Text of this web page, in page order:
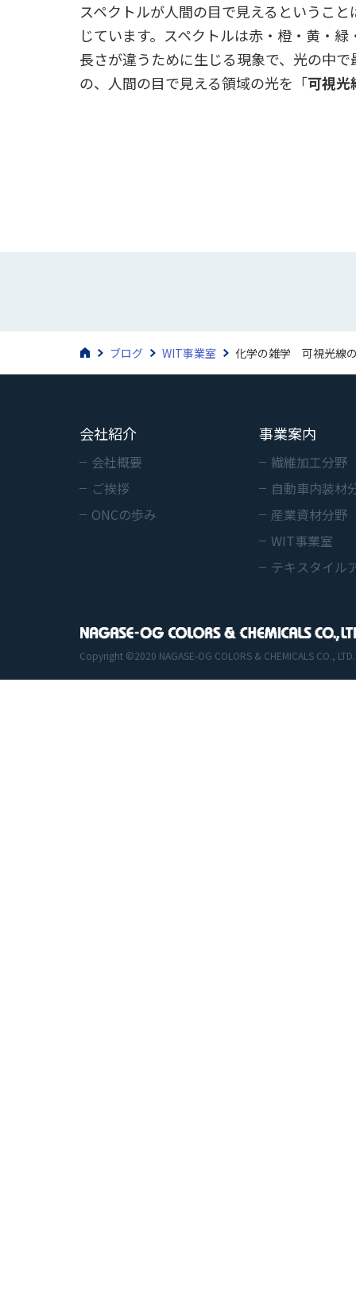
スペクトルが人間の目で見えるというこ
じています。スペクトルは赤・橙・黄・
長さが違うために生じる現象で、光の中
の、人間の目で見える領域の光を「可視光
ブログ WIT事業室 化学の雑学 可視光線
会社紹介
会社概要
ご挨拶
ONCの歩み
事業案内
繊維加工分野
自動車内装材
産業資材分野
WIT事業室
テキスタイル
Copyright ©2020 NAGASE-OG COLORS & CHEMICALS CO.,